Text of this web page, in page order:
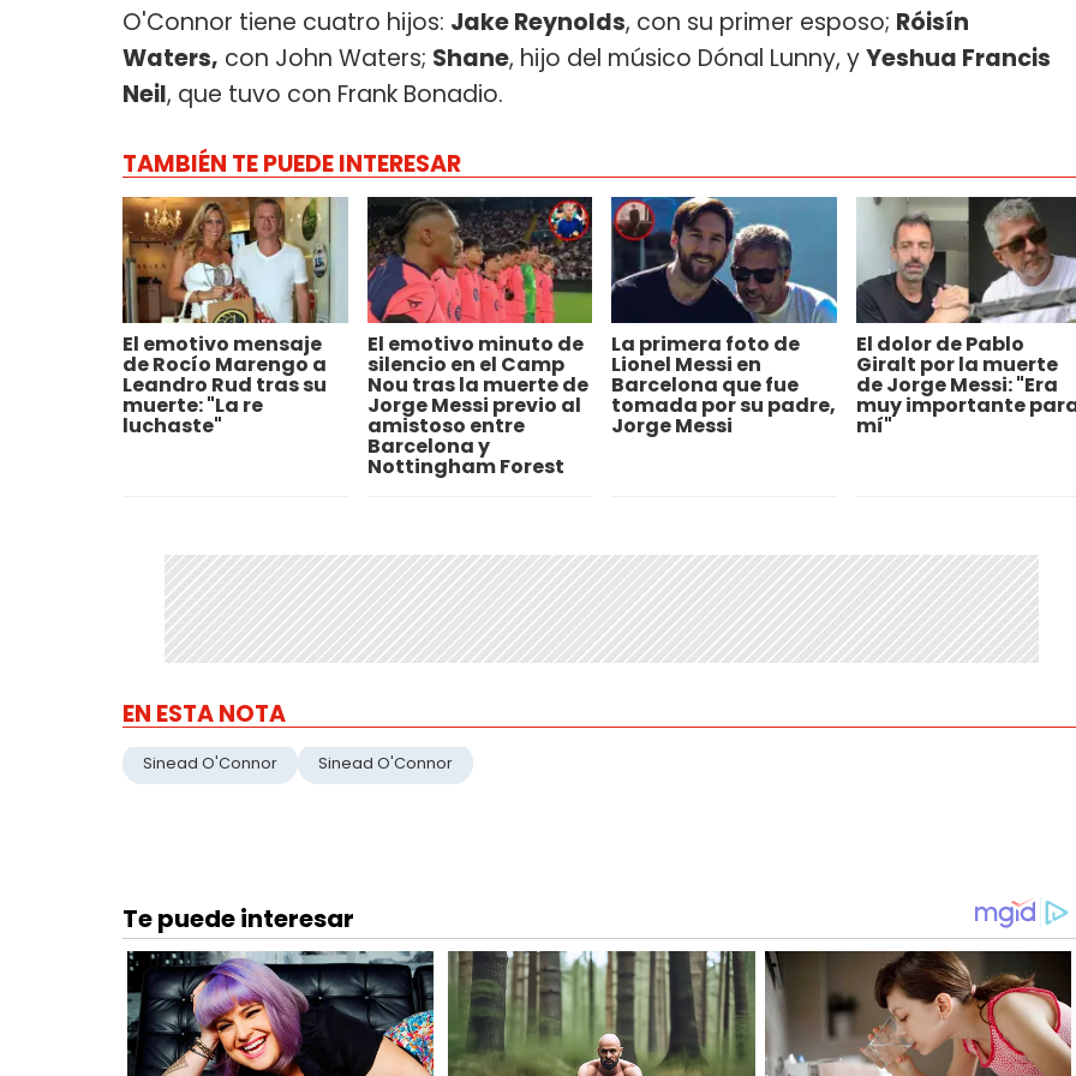
O'Connor tiene cuatro hijos: Jake Reynolds, con su primer esposo; Róisín
Waters, con John Waters; Shane, hijo del músico Dónal Lunny, yYeshua Francis
Neil, que tuvo con Frank Bonadio.
TAMBIÉN TE PUEDE INTERESAR
El emotivo mensaje
de Rocío Marengo a
Leandro Rud tras su
muerte: "La re
luchaste"
El emotivo minuto de
silencio en el Camp
Nou tras la muerte de
Jorge Messi previo al
amistoso entre
Barcelona y
Nottingham Forest
La primera foto de
Lionel Messi en
Barcelona que fue
tomada por su padre,
Jorge Messi
El dolor de Pablo
Giralt por la muerte
de Jorge Messi: "Era
muy importante
mí"
EN ESTA NOTA
Sinead O'Connor Sinead O'Connor